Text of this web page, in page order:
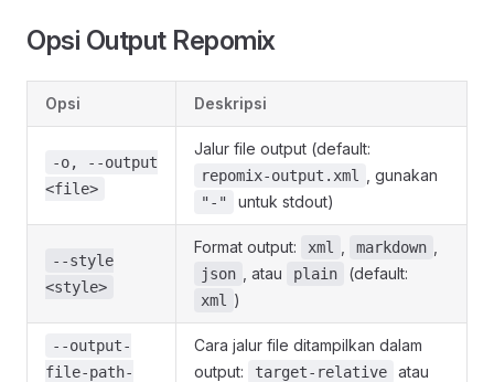
Opsi Output Repomix
Opsi Deskripsi
-o, --output
<file>
Jalur file output (default:
repomix-output.xml , gunakan
"-" untuk stdout)
--style
<style>
Format output: xml markdown
json , atau plain (default:
xml )
--output-
file-path-
Cara jalur file ditampilkan dalam
output:
target-relative atau